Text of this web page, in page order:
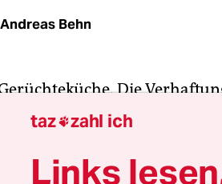
Andreas Behn
Die
stehe unmittelbar bevor,
„Diesen Montag,
vollendet“, ist der Tenor in
taz zahl ich
Links